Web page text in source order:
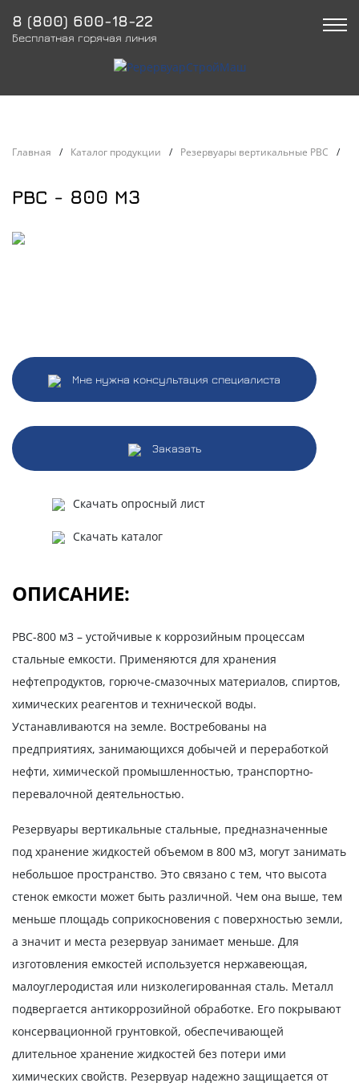
8 (800) 600-18-22
Бесплатная горячая линия
Главная / Каталог продукции / Резервуары вертикальные РВС /
РВС - 800 М3
Мне нужна консультация специалиста
Заказать
Скачать опросный лист
Скачать каталог
ОПИСАНИЕ:
РВС-800 м3 – устойчивые к коррозийным процессам
стальные емкости. Применяются для хранения
нефтепродуктов, горюче-смазочных материалов, спиртов,
химических реагентов и технической воды.
Устанавливаются на земле. Востребованы на
предприятиях, занимающихся добычей и переработкой
нефти, химической промышленностью, транспортно-
перевалочной деятельностью.
Резервуары вертикальные стальные, предназначенные
под хранение жидкостей объемом в 800 м3, могут занимать
небольшое пространство. Это связано с тем, что высота
стенок емкости может быть различной. Чем она выше, тем
меньше площадь соприкосновения с поверхностью земли,
а значит и места резервуар занимает меньше. Для
изготовления емкостей используется нержавеющая,
малоуглеродистая или низколегированная сталь. Металл
подвергается антикоррозийной обработке. Его покрывают
консервационной грунтовкой, обеспечивающей
длительное хранение жидкостей без потери ими
химических свойств. Резервуар надежно защищается от